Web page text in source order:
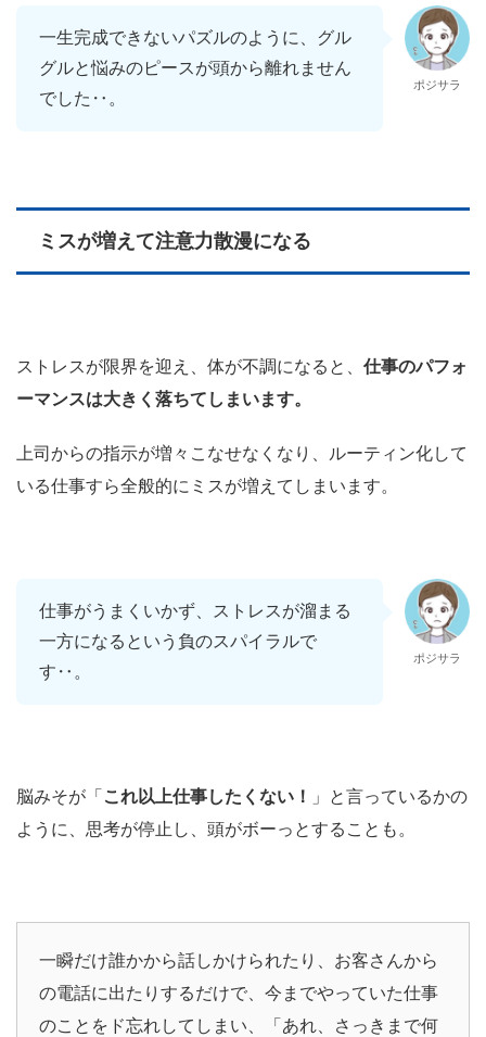
一生完成できないパズルのように、グル
グルと悩みのピースが頭から離れません
でした‥。
ポジサラ
ミスが増えて注意力散漫になる
ストレスが限界を迎え、体が不調になると、 仕事のパフォ
ーマンスは大きく落ちてしまいます。
上司からの指示が増々こなせなくなり、ルーティン化して
いる仕事すら全般的にミスが増えてしまいます。
仕事がうまくいかず、ストレスが溜まる
一方になるという負のスパイラルで
す‥。
ポジサラ
脳みそが「 これ以上仕事したくない！
」と言っているかの
ように、思考が停止し、頭がボーっとすることも。
一瞬だけ誰かから話しかけられたり、お客さんから
の電話に出たりするだけで、今までやっていた仕事
のことをド忘れしてしまい、「あれ、さっきまで何